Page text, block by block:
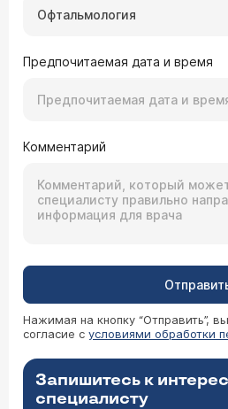
Офтальмология
Предпочитаемая дата и время
Комментарий
Нажимая на кнопку “Отправить”,
согласие с условиями обработки
Запишитесь к
специалисту